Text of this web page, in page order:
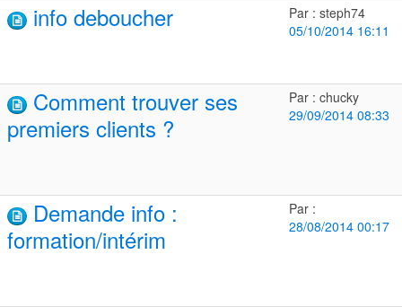
info deboucher
Par : steph74
05/10/2014 16:11
Comment trouver ses
premiers clients ?
Par : chucky
29/09/2014 08:33
Demande info :
formation/intérim
Par :
28/08/2014 00:17